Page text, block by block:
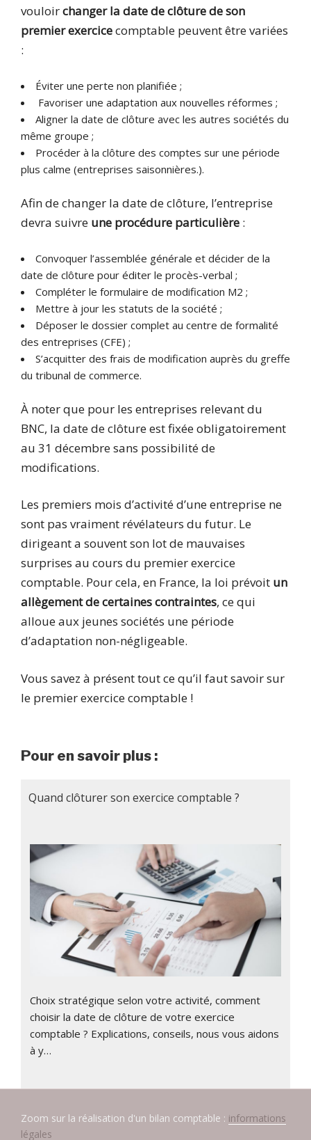
vouloirchanger la date de clôture de son
premier exercicecomptable peuvent être variées
:
Éviter une perte non planifiée ;
Favoriser une adaptation aux nouvelles réformes ;
Aligner la date de clôture avec les autres sociétés du
même groupe ;
Procéder à la clôture des comptes sur une période
plus calme (entreprises saisonnières.).
Afin de changer la date de clôture, l’entreprise
devra suivre une procédure particulière :
Convoquer l’assemblée générale et décider de la
date de clôture pour éditer le procès-verbal ;
Compléter le formulaire de modification M2 ;
Mettre à jour les statuts de la société ;
Déposer le dossier complet au centre de formalité
des entreprises (CFE) ;
S’acquitter des frais de modification auprès du greffe
du tribunal de commerce.
À noter que pour les entreprises relevant du
BNC, la date de clôture est fixée obligatoirement
au 31 décembre sans possibilité de
modifications.
Les premiers mois d’activité d’une entreprise ne
sont pas vraiment révélateurs du futur. Le
dirigeant a souvent son lot de mauvaises
surprises au cours du premier exercice
comptable. Pour cela, en France, la loi prévoit un
allègement de certaines contraintes, ce qui
alloue aux jeunes sociétés une période
d’adaptation non-négligeable.
Vous savez à présent tout ce qu’il faut savoir sur
le premier exercice comptable !
Pour en savoir plus :
Quand clôturer son exercice comptable ?
Choix stratégique selon votre activité, comment
choisir la date de clôture de votre exercice
comptable ? Explications, conseils, nous vous aidons
à y…
Zoom sur la réalisation d'un bilan comptable : informations
légales